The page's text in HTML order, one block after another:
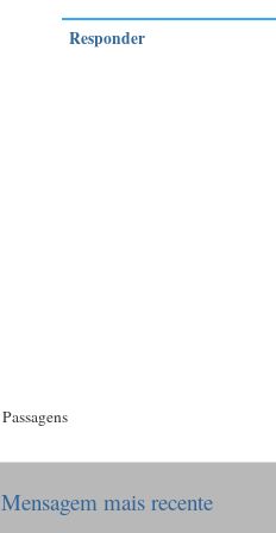
Responder
Passagens
Mensagem mais recente